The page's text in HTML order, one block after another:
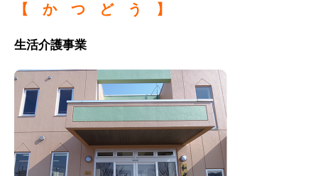
【 か つ ど う 】
生活介護事業